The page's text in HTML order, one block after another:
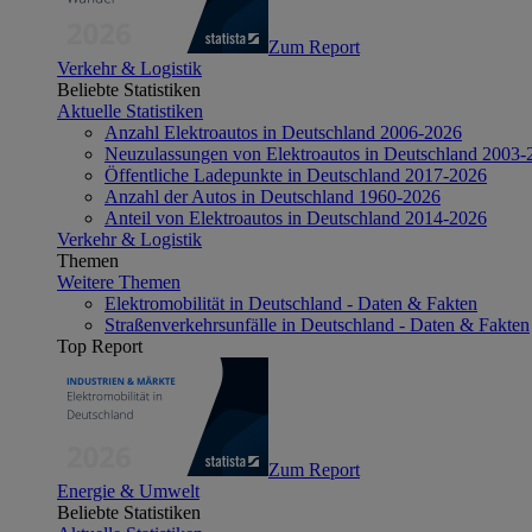
Zum Report
Verkehr & Logistik
Beliebte Statistiken
Aktuelle Statistiken
Anzahl Elektroautos in Deutschland 2006-2026
Neuzulassungen von Elektroautos in Deutschland 2003-
Öffentliche Ladepunkte in Deutschland 2017-2026
Anzahl der Autos in Deutschland 1960-2026
Anteil von Elektroautos in Deutschland 2014-2026
Verkehr & Logistik
Themen
Weitere Themen
Elektromobilität in Deutschland - Daten & Fakten
Straßenverkehrsunfälle in Deutschland - Daten & Fakten
Top Report
Zum Report
Energie & Umwelt
Beliebte Statistiken